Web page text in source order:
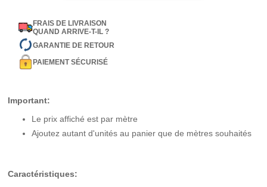
FRAIS DE LIVRAISON
QUAND ARRIVE-T-IL ?
GARANTIE DE RETOUR
PAIEMENT SÉCURISÉ
Important:
Le prix affiché est par mètre
Ajoutez autant d'unités au panier que de mètres souhaités
Caractéristiques: